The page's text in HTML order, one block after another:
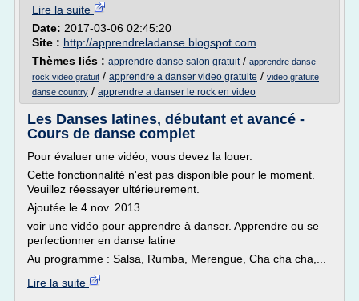
Lire la suite
Date: 2017-03-06 02:45:20
Site : http://apprendreladanse.blogspot.com
Thèmes liés : apprendre danse salon gratuit/ apprendre danse
rock video gratuit / apprendre a danser video gratuite / video gratuite
danse country / apprendre a danser le rock en video
Les Danses latines, débutant et avancé -
Cours de danse complet
Pour évaluer une vidéo, vous devez la louer.
Cette fonctionnalité n'est pas disponible pour le moment.
Veuillez réessayer ultérieurement.
Ajoutée le 4 nov. 2013
voir une vidéo pour apprendre à danser. Apprendre ou se
perfectionner en danse latine
Au programme : Salsa, Rumba, Merengue, Cha cha cha,...
Lire la suite